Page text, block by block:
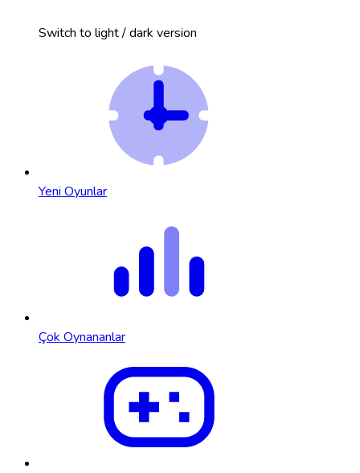
Switch to light / dark version
Yeni Oyunlar
Çok Oynananlar